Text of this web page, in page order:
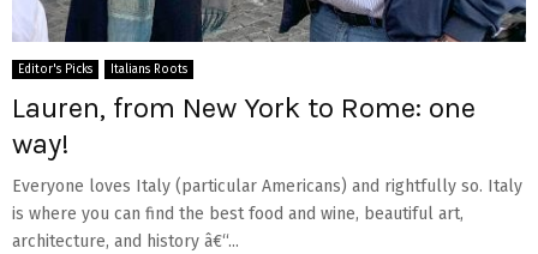
Editor's Picks Italians Roots
Lauren, from New York to Rome: one
way!
Everyone loves Italy (particular Americans) and rightfully so. Italy
is where you can find the best food and wine, beautiful art,
architecture, and history â€“...